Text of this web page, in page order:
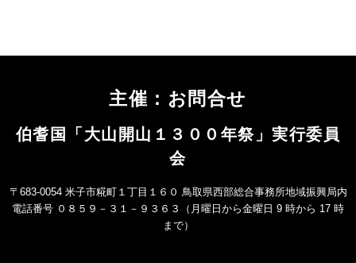
主催：お問合せ
伯耆国「大山開山１３００年祭」実行委員
会
〒683-0054 米子市糀町１丁目１６０ 鳥取県西部総合事務所地域振興局内
電話番号 ０８５９－３１－９３６３（月曜日から金曜日 9 時から 17 時
まで）